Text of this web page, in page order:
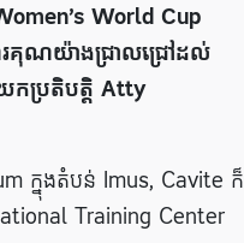
World Cup
គុណយ៉ាងជ្រាលជ្រៅដល់
ប្រតិបត្តិ Atty
ក្នុងតំបន់ Imus, Cavite ក៏
Training Center